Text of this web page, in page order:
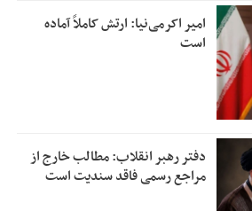
امیر اکرمی‌نیا: ارتش کاملاً آماده
است
دفتر رهبر انقلاب: مطالب خارج از
مراجع رسمی فاقد سندیت است